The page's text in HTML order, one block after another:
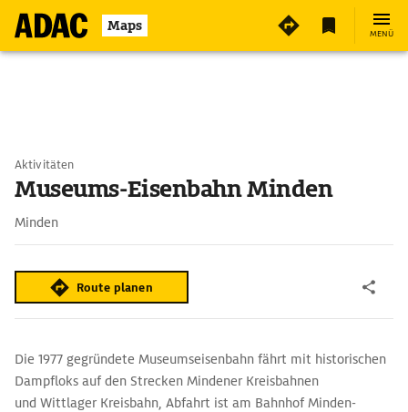
Maps MENÜ
Aktivitäten
Museums-Eisenbahn Minden
Minden
Route planen
Die 1977 gegründete Museumseisenbahn fährt mit historischen
Dampfloks auf den Strecken Mindener Kreisbahnen
und Wittlager Kreisbahn, Abfahrt ist am Bahnhof Minden-